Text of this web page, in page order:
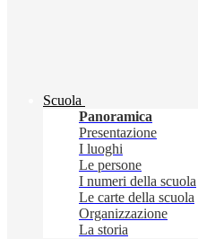
Scuola
Panoramica
Presentazione
I luoghi
Le persone
I numeri della scuola
Le carte della scuola
Organizzazione
La storia